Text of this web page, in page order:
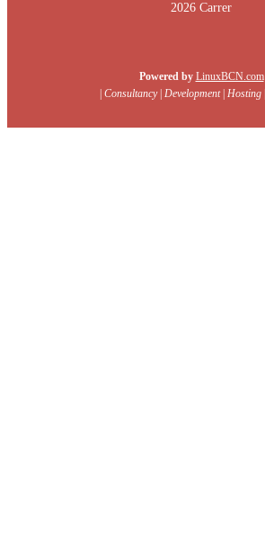
2026 Carrer
Powered by LinuxBCN.com
Consultancy| Development| Hosting|